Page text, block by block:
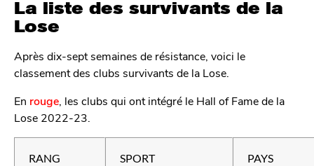
La liste des survivants de la
Lose
Après dix-sept semaines de résistance, voici le
classement des clubs survivants de la Lose.
En rouge , les clubs qui ont intégré le Hall of Fame de la
Lose 2022-23.
RANG SPORT PAYS